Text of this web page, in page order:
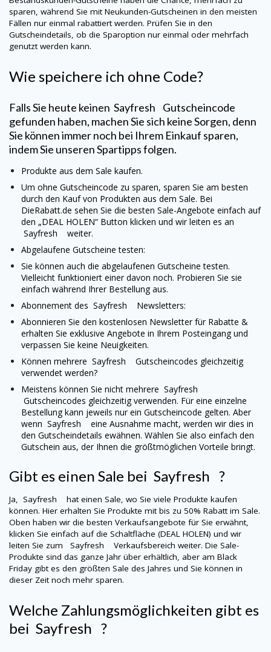
sparen, während Sie mit Neukunden-Gutscheinen in den meisten
Fällen nur einmal rabattiert werden. Prüfen Sie in den
Gutscheindetails, ob die Sparoption nur einmal oder mehrfach
genutzt werden kann.
Wie speichere ich ohne Code?
Falls Sie heute keinen Sayfresh Gutscheincode
gefunden haben, machen Sie sich keine Sorgen, denn
Sie können immer noch bei Ihrem Einkauf sparen,
indem Sie unseren Spartipps folgen.
Produkte aus dem Sale kaufen.
Um ohne Gutscheincode zu sparen, sparen Sie am besten
durch den Kauf von Produkten aus dem Sale. Bei
DieRabatt.de sehen Sie die besten Sale-Angebote einfach auf
den „DEAL HOLEN“ Button klicken und wir leiten es an
Sayfresh weiter.
Abgelaufene Gutscheine testen:
Sie können auch die abgelaufenen Gutscheine testen.
Vielleicht funktioniert einer davon noch. Probieren Sie sie
einfach während Ihrer Bestellung aus.
Abonnement des Sayfresh
Newsletters:
Abonnieren Sie den kostenlosen Newsletter für Rabatte &
erhalten Sie exklusive Angebote in Ihrem Posteingang und
verpassen Sie keine Neuigkeiten.
Können mehrere Sayfresh
Gutscheincodes gleichzeitig
verwendet werden?
Meistens können Sie nicht mehrere Sayfresh
Gutscheincodes gleichzeitig verwenden. Für eine einzelne
Bestellung kann jeweils nur ein Gutscheincode gelten. Aber
wenn Sayfresh
eine Ausnahme macht, werden wir dies in
den Gutscheindetails ewähnen. Wählen Sie also einfach den
Gutschein aus, der Ihnen die größtmöglichen Vorteile bringt.
Gibt es einen Sale bei Sayfresh ?
Ja, Sayfresh
hat einen Sale, wo Sie viele Produkte kaufen
können. Hier erhalten Sie Produkte mit bis zu 50% Rabatt im Sale.
Oben haben wir die besten Verkaufsangebote für Sie erwähnt,
klicken Sie einfach auf die Schaltfläche (DEAL HOLEN) und wir
leiten Sie zum Sayfresh
Verkaufsbereich weiter. Die Sale-
Produkte sind das ganze Jahr über erhältlich, aber am Black
Friday gibt es den größten Sale des Jahres und Sie können in
dieser Zeit noch mehr sparen.
Welche Zahlungsmöglichkeiten gibt es
bei Sayfresh ?